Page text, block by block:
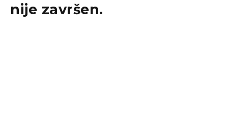
nije završen.